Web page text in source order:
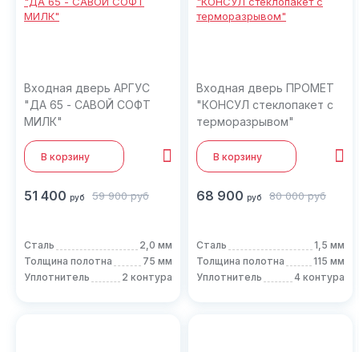
Входная дверь АРГУС
"ДА 65 - САВОЙ СОФТ
МИЛК"
В корзину
51 400 руб 59 900 руб
Сталь
2,0 мм
Толщина полотна
75 мм
Уплотнитель
2 контура
Входная дверь ПРОМЕТ
"КОНСУЛ стеклопакет с
терморазрывом"
В корзину
68 900 руб 80 000 руб
Сталь
1,5 мм
Толщина полотна
115 мм
Уплотнитель
4 контура